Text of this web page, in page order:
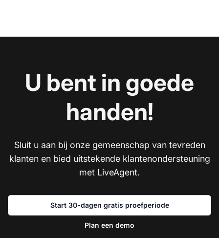
U bent in goede
handen!
Sluit u aan bij onze gemeenschap van tevreden
klanten en bied uitstekende klantenondersteuning
met LiveAgent.
Start 30-dagen gratis proefperiode
Plan een demo